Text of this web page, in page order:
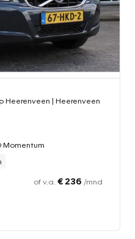
Heerenveen | Heerenveen
Momentum
of v.a. € 236 /mnd